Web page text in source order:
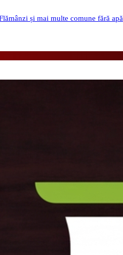
și mai multe comune fără apă